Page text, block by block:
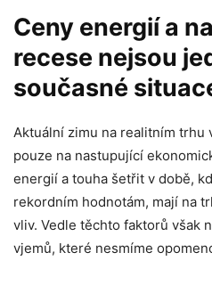
Ceny energií a
recese nejsou
současné
Aktuální zimu na realitním trhu
pouze na nastupující
energií a touha šetřit v době,
rekordním hodnotám, mají na
vliv. Vedle těchto faktorů však
vjemů, které nesmíme